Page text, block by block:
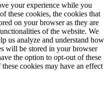
your experience while you
these cookies, the cookies that
on your browser as they are
of the website. We
us analyze and understand how
will be stored in your browser
the option to opt-out of these
cookies may have an effect